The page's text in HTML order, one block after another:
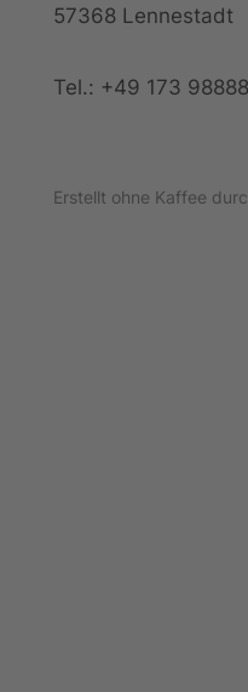
57368 Lennestadt
Tel.: +49 173
Erstellt ohne Kaffee